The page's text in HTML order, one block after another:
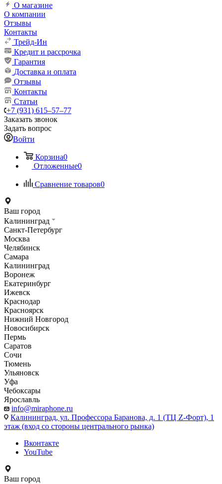
О магазине
О компании
Отзывы
Контакты
Трейд-Ин
Кредит и рассрочка
Гарантия
Доставка и оплата
Отзывы
Контакты
Статьи
+7 (931) 615‒57‒77
Заказать звонок
Задать вопрос
Войти
Корзина0
Отложенные0
Сравнение товаров0
Ваш город
Калининград
Санкт-Петербург
Москва
Челябинск
Самара
Калининград
Воронеж
Екатеринбург
Ижевск
Краснодар
Красноярск
Нижний Новгород
Новосибирск
Пермь
Саратов
Сочи
Тюмень
Ульяновск
Уфа
Чебоксары
Ярославль
info@miraphone.ru
Калининград, ул. Профессора Баранова, д. 1 (ТЦ Z-Форт), 1
этаж (вход со стороны центрального рынка)
Вконтакте
YouTube
Ваш город